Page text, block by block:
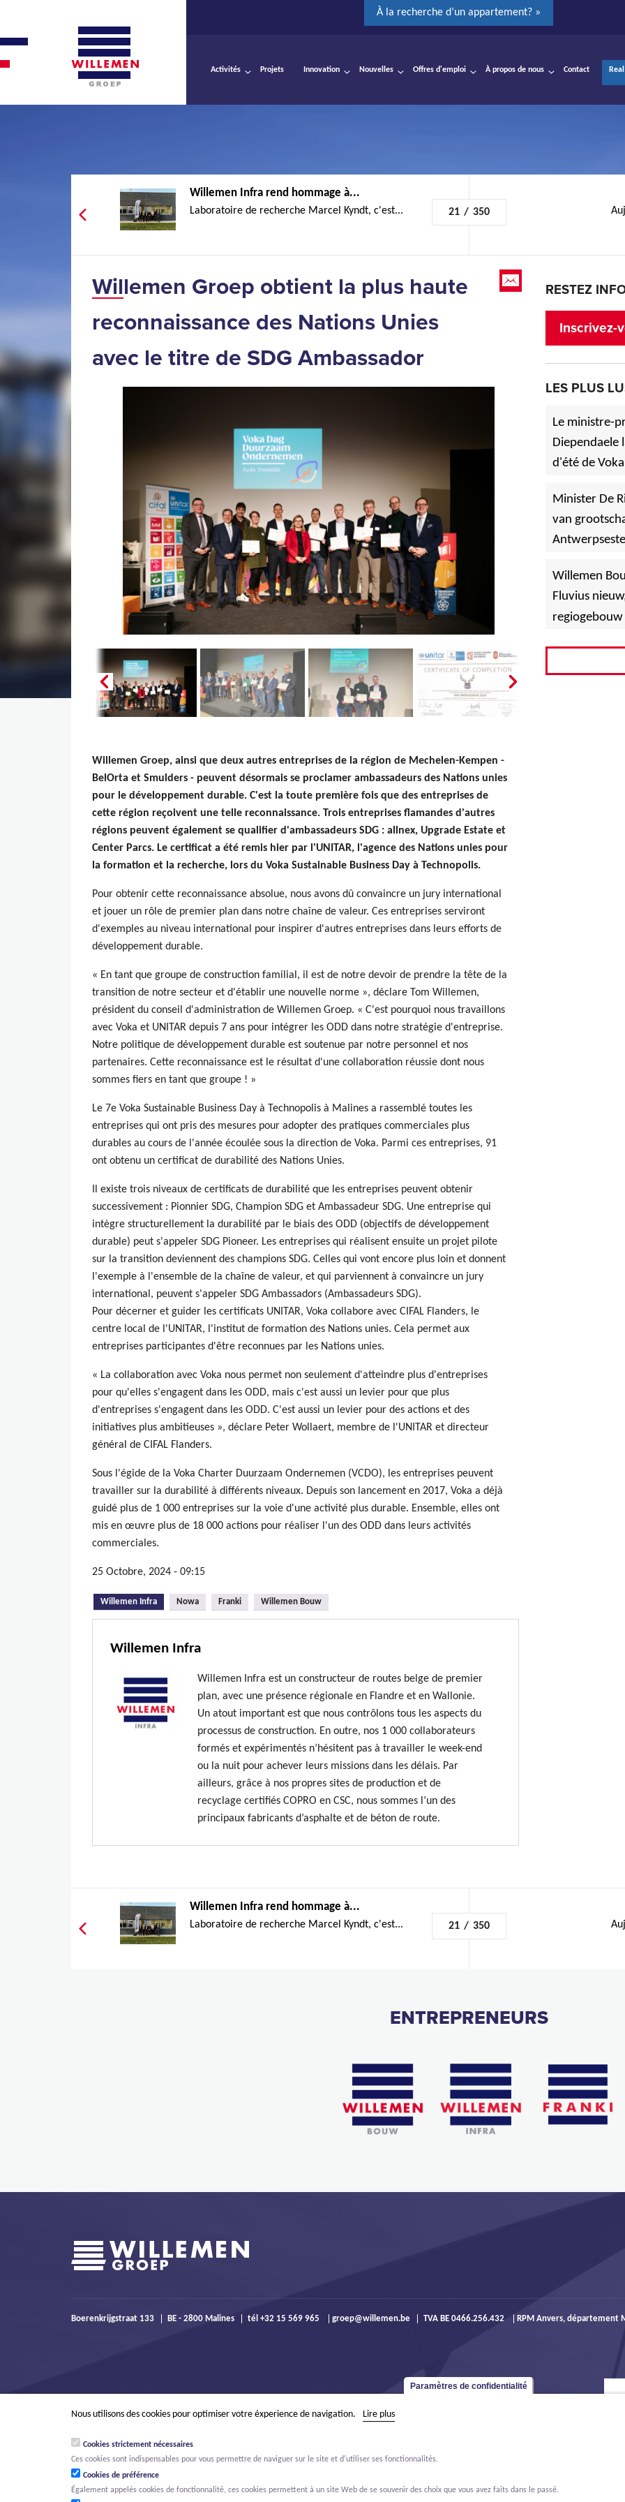
À la recherche d’un appartement? »
Activités Projets Innovation Nouvelles Offres d'emploi À propos de nous Contact
Willemen Infra rend hommage à...
Laboratoire de recherche Marcel Kyndt, c'est... 21 / 350
Willemen Groep obtient la plus haute
reconnaissance des Nations Unies
avec le titre de SDG Ambassador
Willemen Groep, ainsi que deux autres entreprises de la région de Mechelen-Kempen -
BelOrta et Smulders - peuvent désormais se proclamer ambassadeurs des Nations unies
pour le développement durable. C'est la toute première fois que des entreprises de
cette région reçoivent une telle reconnaissance. Trois entreprises flamandes d'autres
régions peuvent également se qualifier d'ambassadeurs SDG : allnex, Upgrade Estate et
Center Parcs. Le certificat a été remis hier par l'UNITAR, l'agence des Nations unies pour
la formation et la recherche, lors du Voka Sustainable Business Day à Technopolis.
Pour obtenir cette reconnaissance absolue, nous avons dû convaincre un jury international
et jouer un rôle de premier plan dans notre chaîne de valeur. Ces entreprises serviront
d'exemples au niveau international pour inspirer d'autres entreprises dans leurs efforts de
développement durable.
« En tant que groupe de construction familial, il est de notre devoir de prendre la tête de la
transition de notre secteur et d'établir une nouvelle norme », déclare Tom Willemen,
président du conseil d'administration de Willemen Groep. « C'est pourquoi nous travaillons
avec Voka et UNITAR depuis 7 ans pour intégrer les ODD dans notre stratégie d'entreprise.
Notre politique de développement durable est soutenue par notre personnel et nos
partenaires. Cette reconnaissance est le résultat d'une collaboration réussie dont nous
sommes fiers en tant que groupe ! »
Le 7e Voka Sustainable Business Day à Technopolis à Malines a rassemblé toutes les
entreprises qui ont pris des mesures pour adopter des pratiques commerciales plus
durables au cours de l'année écoulée sous la direction de Voka. Parmi ces entreprises, 91
ont obtenu un certificat de durabilité des Nations Unies.
Il existe trois niveaux de certificats de durabilité que les entreprises peuvent obtenir
successivement : Pionnier SDG, Champion SDG et Ambassadeur SDG. Une entreprise qui
intègre structurellement la durabilité par le biais des ODD (objectifs de développement
durable) peut s'appeler SDG Pioneer. Les entreprises qui réalisent ensuite un projet pilote
sur la transition deviennent des champions SDG. Celles qui vont encore plus loin et donnent
l'exemple à l'ensemble de la chaîne de valeur, et qui parviennent à convaincre un jury
international, peuvent s'appeler SDG Ambassadors (Ambassadeurs SDG).
Pour décerner et guider les certificats UNITAR, Voka collabore avec CIFAL Flanders, le
centre local de l'UNITAR, l'institut de formation des Nations unies. Cela permet aux
entreprises participantes d'être reconnues par les Nations unies.
« La collaboration avec Voka nous permet non seulement d'atteindre plus d'entreprises
pour qu'elles s'engagent dans les ODD, mais c'est aussi un levier pour que plus
d'entreprises s'engagent dans les ODD. C'est aussi un levier pour des actions et des
initiatives plus ambitieuses », déclare Peter Wollaert, membre de l'UNITAR et directeur
général de CIFAL Flanders.
Sous l'égide de la Voka Charter Duurzaam Ondernemen (VCDO), les entreprises peuvent
travailler sur la durabilité à différents niveaux. Depuis son lancement en 2017, Voka a déjà
guidé plus de 1 000 entreprises sur la voie d'une activité plus durable. Ensemble, elles ont
mis en œuvre plus de 18 000 actions pour réaliser l'un des ODD dans leurs activités
commerciales.
25 Octobre, 2024 - 09:15
Willemen Infra (onglet actif)
Nowa Franki Willemen Bouw
Willemen Infra
Willemen Infra est un constructeur de routes belge de premier
plan, avec une présence régionale en Flandre et en Wallonie.
Un atout important est que nous contrôlons tous les aspects du
processus de construction. En outre, nos 1 000 collaborateurs
formés et expérimentés n’hésitent pas à travailler le week-end
ou la nuit pour achever leurs missions dans les délais. Par
ailleurs, grâce à nos propres sites de production et de
recyclage certifiés COPRO en CSC, nous sommes l’un des
principaux fabricants d’asphalte et de béton de route.
RESTEZ
Inscrivez-
LES PLUS
Le ministre-
Diependaele
d'été de
Minister De
van
Willemen
Fluvius
Willemen Infra rend hommage à...
Laboratoire de recherche Marcel Kyndt, c'est... 21 / 350
ENTREPRENEURS
Boerenkrijgstraat 133 BE - 2800 Malines tél +32 15 569 965 groep@willemen.be TVA BE 0466.256.432 RPM Anvers, département
Paramètres de confidentialité
Nous utilisons des cookies pour optimiser votre éxperience de navigation. Lire plus
Cookies strictement nécessaires
Ces cookies sont indispensables pour vous permettre de naviguer sur le site et d'utiliser ses fonctionnalités.
Cookies de préférence
Également appelés cookies de fonctionnalité, ces cookies permettent à un site Web de se souvenir des choix que vous avez faits dans le passé.